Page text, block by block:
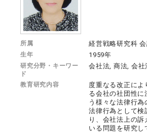
所属 経営戦略研究科
生年 1959年
研究分野・キーワー
ド
会社法, 商法, 会社
教育研究内容
度重なる改正によ
る会社の社団性に
う様々な法律行
法律行為として検
り、会社法上の訴
いる問題を研究し